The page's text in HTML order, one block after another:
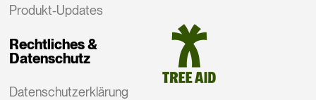
Produkt-Updates
Rechtliches &
Datenschutz
Datenschutzerklärung